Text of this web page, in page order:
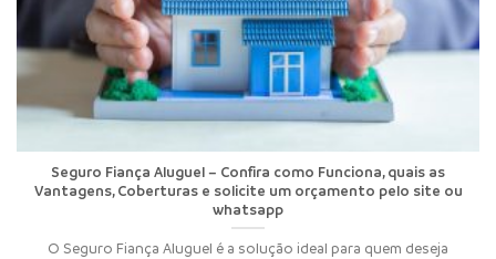
Seguro Fiança Aluguel – Confira como Funciona, quais as
Vantagens, Coberturas e solicite um orçamento pelo site ou
whatsapp
O Seguro Fiança Aluguel é a solução ideal para quem deseja